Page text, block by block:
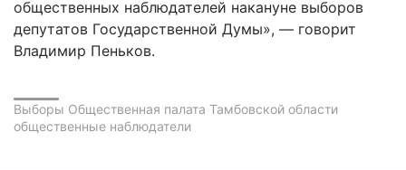
общественных наблюдателей накануне выборов
депутатов Государственной Думы», — говорит
Владимир Пеньков.
Выборы Общественная палата Тамбовской области
общественные наблюдатели